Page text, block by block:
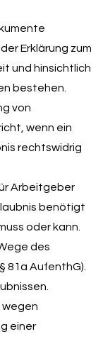
Erklärung zum
und hinsichtlich
bestehen.
von
wenn ein
rechtswidrig
Arbeitgeber
benötigt
oder kann.
des
81a AufenthG).
wegen
einer